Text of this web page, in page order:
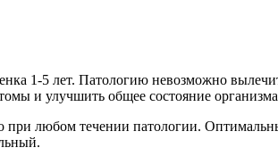
1-5 лет. Патологию невозможно
и улучшить общее состояние
любом течении патологии.